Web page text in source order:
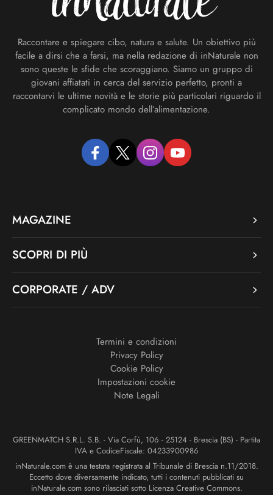
Raccontare e spiegare cibo, natura e salute. Un obiettivo più
facile a dirsi che a farsi, ma nella redazione di inNaturale non
sono queste le sfide che scoraggiano. Siamo un gruppo di
giovani affiatati in cerca del servizio perfetto, pronti a
raccontarvi le ultime novità e le storie più particolari riguardo il
complicato mondo dell’alimentazione.
facebooktwitter instagramyoutube
MAGAZINE
SCOPRI DI PIÙ
CORPORATE / ADV
Termini e condizioni
Privacy Policy
Cookie Policy
Impostazioni cookie
Note Legali
GREENMATCH S.R.L. S.B. - Via Corfù, 106 - 25124 - Brescia (BS) - Partita
IVA e CodiceFiscale: 04233900986
inNaturale.com è una testata registrata al Tribunale di Brescia n.11/2018.
Eccetto dove diversamente indicato, tutti i contenuti pubblicati su
inNaturale.com sono rilasciati sotto Licenza Creative Commons.